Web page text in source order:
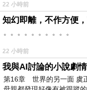
22 小時前
知幻即離，不作方便
。。。。。。。。。。
22 小時前
我與AI討論的小說劇
第16章 世界的另一面 虞